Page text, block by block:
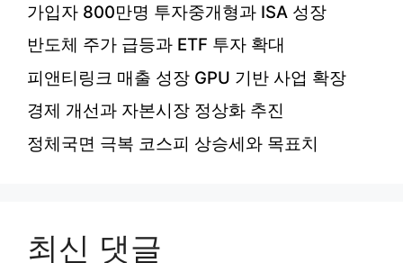
가입자 800만명 투자중개형과 ISA 성장
반도체 주가 급등과 ETF 투자 확대
피앤티링크 매출 성장 GPU 기반 사업 확장
경제 개선과 자본시장 정상화 추진
정체국면 극복 코스피 상승세와 목표치
최신 댓글